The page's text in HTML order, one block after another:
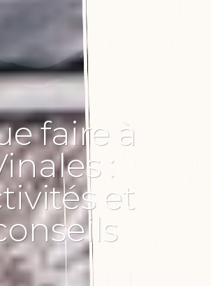
faire à
:
et